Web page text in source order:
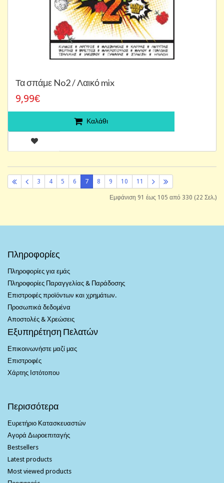
Τα σπάμε No2 / Λαικό mix
9,99€
Καλάθι
3 4 5 6 7 8 9 10 11
Εμφάνιση 91 έως 105 από 330 (22 Σελ.)
Πληροφορίες
Πληροφορίες για εμάς
Πληροφορίες Παραγγελίας & Παράδοσης
Επιστροφές προϊόντων και χρημάτων.
Προσωπικά δεδομένα
Αποστολές & Χρεώσεις
Εξυπηρέτηση Πελατών
Επικοινωνήστε μαζί μας
Επιστροφές
Χάρτης Ιστότοπου
Περισσότερα
Ευρετήριο Κατασκευαστών
Αγορά Δωροεπιταγής
Bestsellers
Latest products
Most viewed products